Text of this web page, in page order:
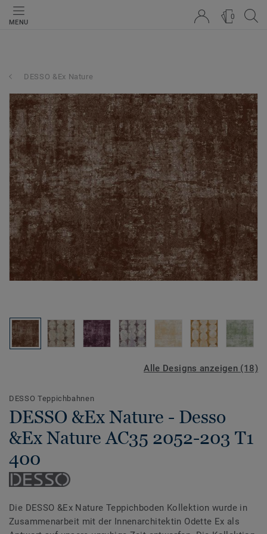
MENU
0
DESSO &Ex Nature
Alle Designs anzeigen (18)
DESSO Teppichbahnen
DESSO &Ex Nature - Desso
&Ex Nature AC35 2052-203 T1
400
Die DESSO &Ex Nature Teppichboden Kollektion wurde in
Zusammenarbeit mit der Innenarchitektin Odette Ex als